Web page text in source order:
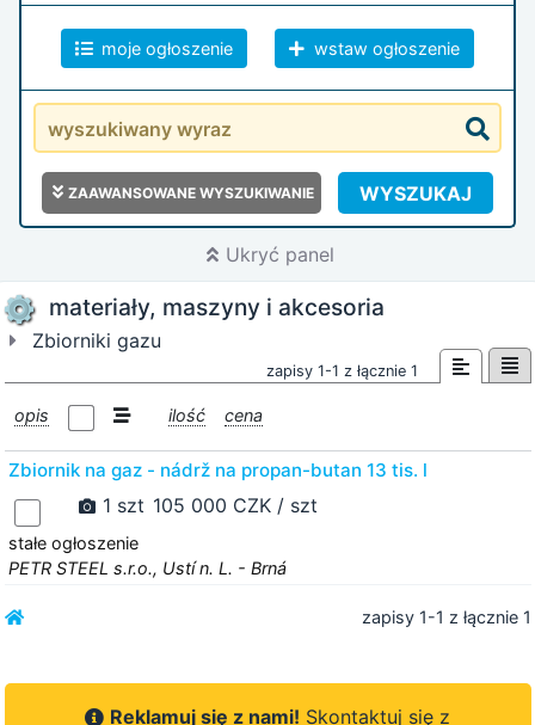
moje ogłoszenie wstaw ogłoszenie
ZAAWANSOWANE WYSZUKIWANIE WYSZUKAJ
Ukryć panel
materiały, maszyny i akcesoria
Zbiorniki gazu
zapisy 1-1 z łącznie 1
opis ilość cena
Zbiornik na gaz - nádrž na propan-butan 13 tis. l
1 szt 105 000 CZK / szt
stałe ogłoszenie
PETR STEEL s.r.o., Ustí n. L. - Brná
zapisy 1-1 z łącznie 1
Reklamuj się z nami! Skontaktuj się z